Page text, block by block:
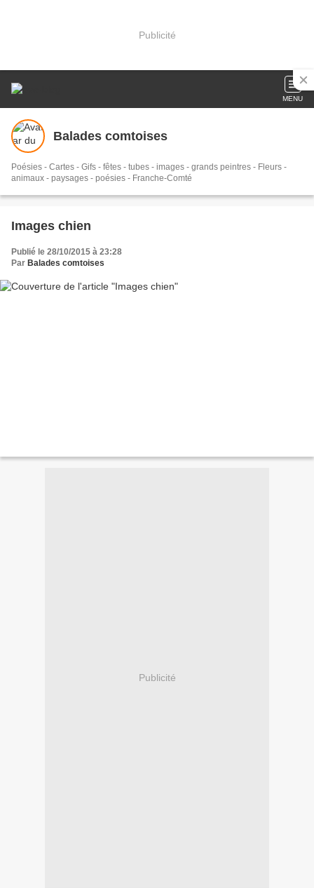
Publicité
MENU
Balades comtoises
Poésies - Cartes - Gifs - fêtes - tubes - images - grands peintres - Fleurs -
animaux - paysages - poésies - Franche-Comté
Images chien
Publié le 28/10/2015 à 23:28
Par Balades comtoises
Publicité